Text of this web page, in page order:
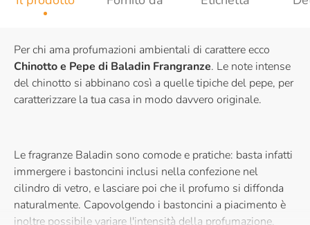
Per chi ama profumazioni ambientali di carattere ecco
Chinotto e Pepe di Baladin Frangranze. Le note intense
del chinotto si abbinano così a quelle tipiche del pepe, per
caratterizzare la tua casa in modo davvero originale.
Le fragranze Baladin sono comode e pratiche: basta infatti
immergere i bastoncini inclusi nella confezione nel
cilindro di vetro, e lasciare poi che il profumo si diffonda
naturalmente. Capovolgendo i bastoncini a piacimento è
inoltre possibile variare l'intensità della profumazione.